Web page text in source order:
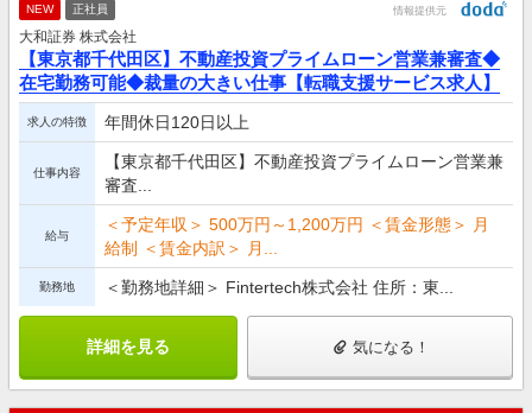
NEW 正社員 情報提供元
大和証券 株式会社
【東京都千代田区】不動産投資プライムローン営業兼審査◆
在宅勤務可能◆裁量の大きい仕事【転職支援サービス求人】
求人の特徴 年間休日120日以上
仕事内容
【東京都千代田区】不動産投資プライムローン営業兼
審査...
給与
＜予定年収＞ 500万円～1,200万円 ＜賃金形態＞ 月
給制 ＜賃金内訳＞ 月...
勤務地 ＜勤務地詳細＞ Fintertech株式会社 住所：東...
詳細を見る 気になる！